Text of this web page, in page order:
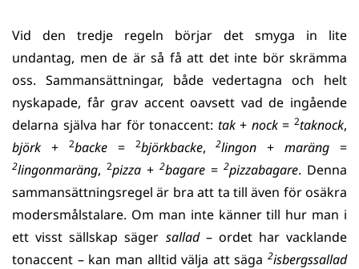
Vid den tredje regeln börjar det smyga in lite
undantag, men de är så få att det inte bör skrämma
oss. Sammansättningar, både vedertagna och helt
nyskapade, får grav accent oavsett vad de ingående
delarna själva har för tonaccent: tak+ nock=2taknock,
björk + 2backe= 2björkbacke,2lingon+maräng =
2lingonmaräng, 2pizza + 2bagare = 2pizzabagare. Denna
sammansättningsregel är bra att ta till även för osäkra
modersmålstalare. Om man inte känner till hur man i
ett visst sällskap säger sallad– ordet har vacklande
tonaccent – kan man alltid välja att säga 2isbergssallad